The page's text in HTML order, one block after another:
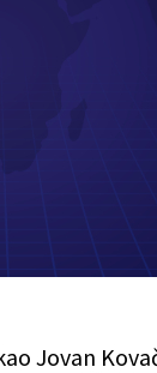
Jovan